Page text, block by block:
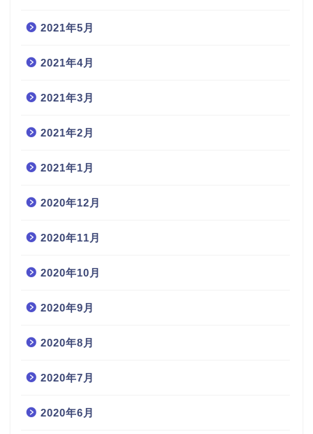
2021年5月
2021年4月
2021年3月
2021年2月
2021年1月
2020年12月
2020年11月
2020年10月
2020年9月
2020年8月
2020年7月
2020年6月